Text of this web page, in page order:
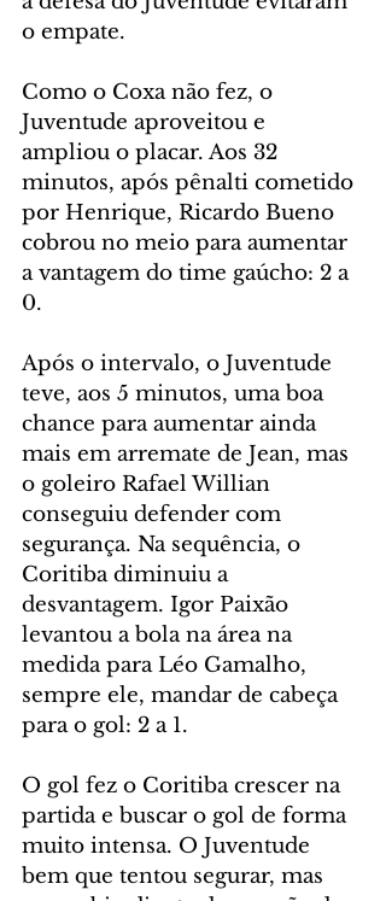
o empate.
Como o Coxa não fez, o
Juventude aproveitou e
ampliou o placar. Aos 32
minutos, após pênalti cometido
por Henrique, Ricardo Bueno
cobrou no meio para aumentar
a vantagem do time gaúcho: 2 a
0.
Após o intervalo, o Juventude
teve, aos 5 minutos, uma boa
chance para aumentar ainda
mais em arremate de Jean, mas
o goleiro Rafael Willian
conseguiu defender com
segurança. Na sequência, o
Coritiba diminuiu a
desvantagem. Igor Paixão
levantou a bola na área na
medida para Léo Gamalho,
sempre ele, mandar de cabeça
para o gol: 2 a 1.
O gol fez o Coritiba crescer na
partida e buscar o gol de forma
muito intensa. O Juventude
bem que tentou segurar, mas